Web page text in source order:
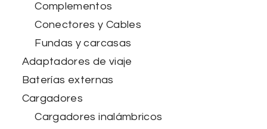
Complementos
Conectores y Cables
Fundas y carcasas
Adaptadores de viaje
Baterías externas
Cargadores
Cargadores inalámbricos